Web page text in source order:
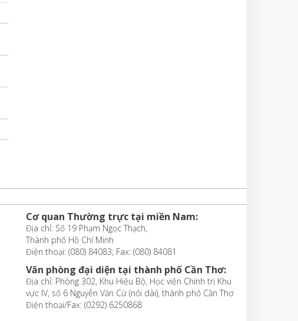
Cơ quan Thường trực tại miền Nam:
Địa chỉ: Số 19 Phạm Ngọc Thạch,
Thành phố Hồ Chí Minh
Điện thoại: (080) 84083; Fax: (080) 84081
Văn phòng đại diện tại thành phố Cần Thơ:
Địa chỉ: Phòng 302, Khu Hiệu Bộ, Học viện Chính trị Khu
vực IV, số 6 Nguyễn Văn Cừ (nối dài), thành phố Cần Thơ
Điện thoại/Fax: (0292) 6250868